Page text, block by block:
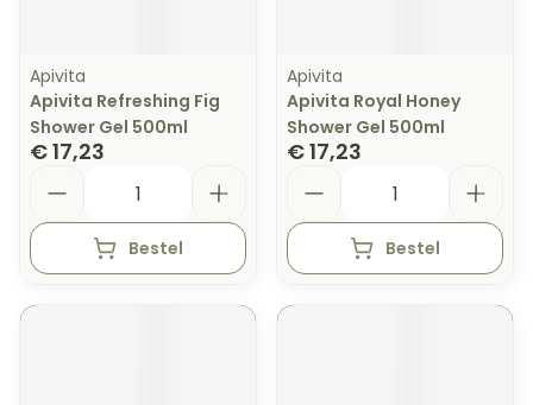
Apivita
Apivita Refreshing Fig
Shower Gel 500ml
€ 17,23
Bestel
Apivita
Apivita Royal Honey
Shower Gel 500ml
€ 17,23
Bestel